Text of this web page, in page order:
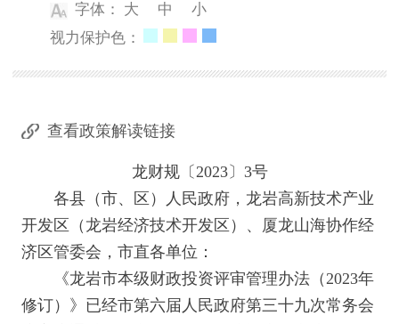
字体： 大 中
小
视力保护色：
查看政策解读链接
龙财规〔2023〕3号
各县（市、区）人民政府，龙岩高新技术产业
开发区（龙岩经济技术开发区）、厦龙山海协作经
济区管委会，市直各单位：
《龙岩市本级财政投资评审管理办法（2023年
修订）》已经市第六届人民政府第三十九次常务会